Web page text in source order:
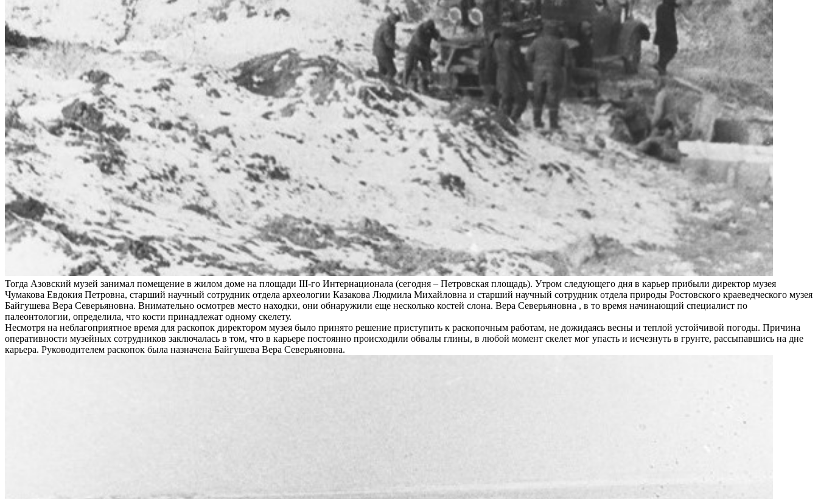
Тогда Азовский музей занимал помещение в жилом доме на площади III-го Интернационала (сегодня – Петровская площадь). Утром следующего дня в карьер прибыли директор музея
Чумакова Евдокия Петровна, старший научный сотрудник отдела археологии Казакова Людмила Михайловна и старший научный сотрудник отдела природы Ростовского краеведческого музея
Байгушева Вера Северьяновна. Внимательно осмотрев место находки, они обнаружили еще несколько костей слона. Вера Северьяновна , в то время начинающий специалист по
палеонтологии, определила, что кости принадлежат одному скелету.
Несмотря на неблагоприятное время для раскопок директором музея было принято решение приступить к раскопочным работам, не дожидаясь весны и теплой устойчивой погоды. Причина
оперативности музейных сотрудников заключалась в том, что в карьере постоянно происходили обвалы глины, в любой момент скелет мог упасть и исчезнуть в грунте, рассыпавшись на дне
карьера. Руководителем раскопок была назначена Байгушева Вера Северьяновна.